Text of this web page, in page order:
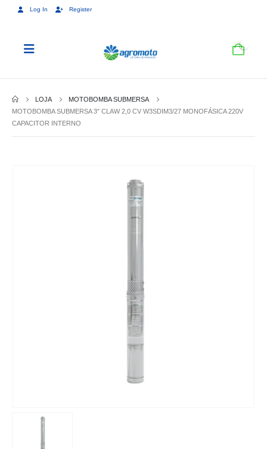
Log In Register
LOJA
MOTOBOMBA SUBMERSA
MOTOBOMBA SUBMERSA 3″ CLAW 2,0 CV W3SDIM3/27 MONOFÁSICA 220V
CAPACITOR INTERNO